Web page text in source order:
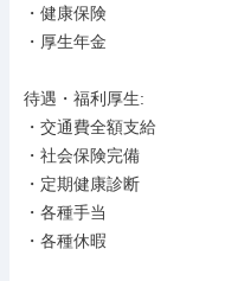
・健康保険
・厚生年金
待遇・福利厚生:
・交通費全額支給
・社会保険完備
・定期健康診断
・各種手当
・各種休暇